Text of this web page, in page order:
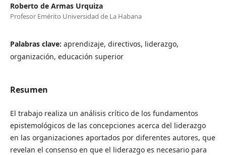
Roberto de Armas Urquiza
Profesor Emérito Universidad de La Habana
Palabras clave: aprendizaje, directivos, liderazgo,
organización, educación superior
Resumen
El trabajo realiza un análisis crítico de los fundamentos
epistemológicos de las concepciones acerca del liderazgo
en las organizaciones aportados por diferentes autores, que
revelan el consenso en que el liderazgo es necesario para